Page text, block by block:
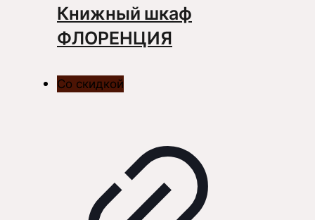
Книжный шкаф
ФЛОРЕНЦИЯ
Со скидкой